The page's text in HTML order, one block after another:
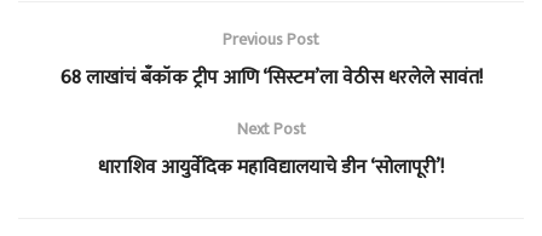
Previous Post
68 लाखांचं बँकॉक ट्रीप आणि ‘सिस्टम’ला वेठीस धरलेले सावंत!
Next Post
धाराशिव आयुर्वेदिक महाविद्यालयाचे डीन ‘सोलापूरी’!